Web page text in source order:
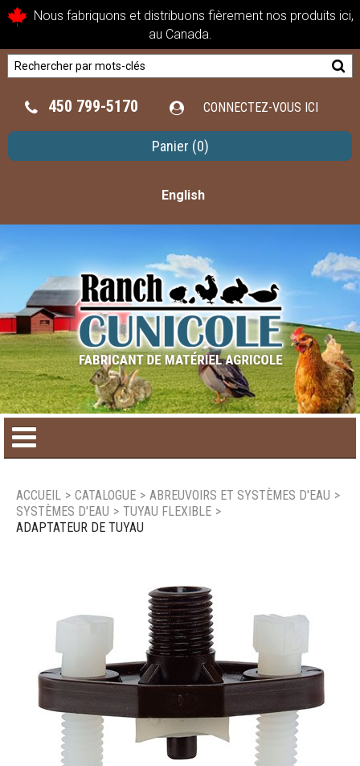
Nous fabriquons et distribuons fièrement nos produits ici,
au Canada.
450 799-5170 CONNECTEZ-VOUS ICI
Panier (0)
English
Catalogue de produit
Nouveaux produits
Nous joindre
ACCUEIL > CATALOGUE > ABREUVOIRS ET SYSTÈMES D'EAU >
SYSTÈMES D'EAU > TUYAU FLEXIBLE >
ADAPTATEUR DE TUYAU